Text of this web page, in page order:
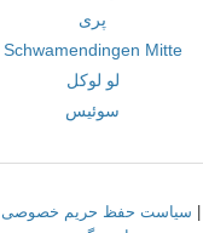
پری
Schwamendingen Mitte
لو لوکل
سوئیس
سیاست حفظ حریم خصوصی